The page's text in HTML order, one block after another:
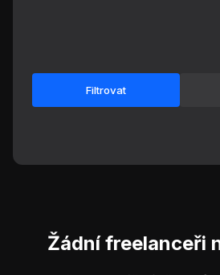
Filtrovat
Žádní freelanceři